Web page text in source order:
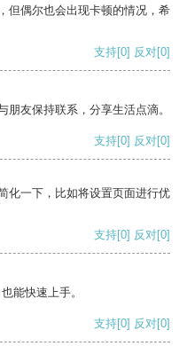
但偶尔也会出现卡顿的情况，希
支持[0] 反对[0]
友保持联系，分享生活点滴。
支持[0] 反对[0]
化一下，比如将设置页面进行优
支持[0] 反对[0]
能快速上手。
支持[0] 反对[0]